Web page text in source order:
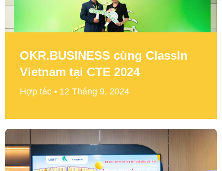
OKR.BUSINESS cùng ClassIn
Vietnam tại CTE 2024
Hợp tác 12 Tháng 9, 2024